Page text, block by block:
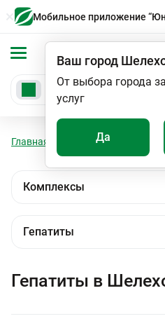
Мобильное приложение
Ваш город
От выбора города
услуг
Да
Главная Анализы
Гепатиты в